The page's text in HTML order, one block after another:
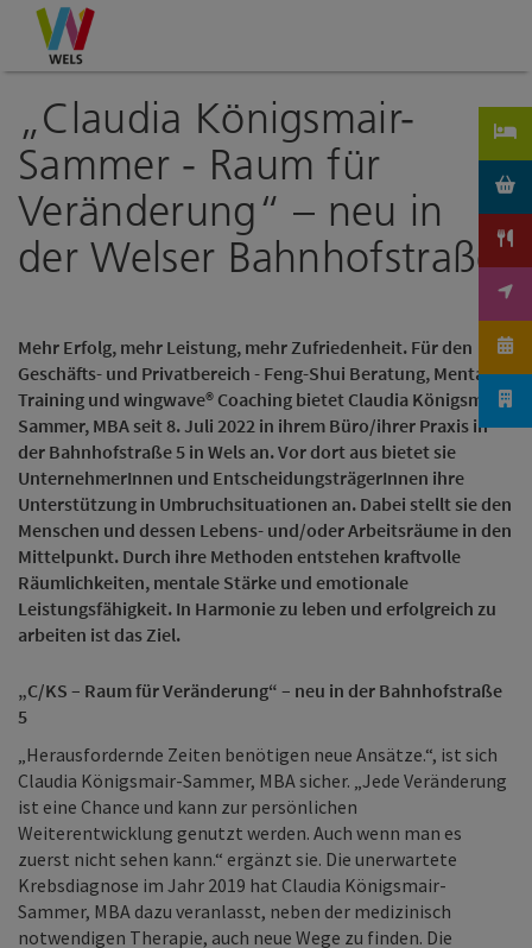
Zum Inhalt
Zur Navigation
Zum Seitenanfang
„Claudia Königsmair-
Sammer - Raum für
Veränderung“ – neu in
der Welser Bahnhofstraße
Mehr Erfolg, mehr Leistung, mehr Zufriedenheit. Für den
Geschäfts- und Privatbereich - Feng-Shui Beratung, Mental
Training und wingwave® Coaching bietet Claudia Königsmair-
Sammer, MBA seit 8. Juli 2022 in ihrem Büro/ihrer Praxis in
der Bahnhofstraße 5 in Wels an. Vor dort aus bietet sie
UnternehmerInnen und EntscheidungsträgerInnen ihre
Unterstützung in Umbruchsituationen an. Dabei stellt sie den
Menschen und dessen Lebens- und/oder Arbeitsräume in den
Mittelpunkt. Durch ihre Methoden entstehen kraftvolle
Räumlichkeiten, mentale Stärke und emotionale
Leistungsfähigkeit. In Harmonie zu leben und erfolgreich zu
arbeiten ist das Ziel.
„C/KS – Raum für Veränderung“ – neu in der Bahnhofstraße
5
„Herausfordernde Zeiten benötigen neue Ansätze.“, ist sich
Claudia Königsmair-Sammer, MBA sicher. „Jede Veränderung
ist eine Chance und kann zur persönlichen
Weiterentwicklung genutzt werden. Auch wenn man es
zuerst nicht sehen kann.“ ergänzt sie. Die unerwartete
Krebsdiagnose im Jahr 2019 hat Claudia Königsmair-
Sammer, MBA dazu veranlasst, neben der medizinisch
notwendigen Therapie, auch neue Wege zu finden. Die